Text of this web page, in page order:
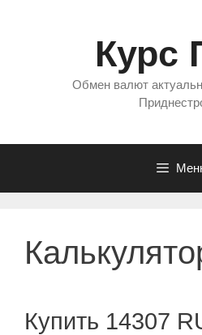
Курс
Обмен валют
Купить 14307